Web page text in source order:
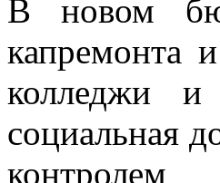
В новом
капремонта
колледжи и
социальная